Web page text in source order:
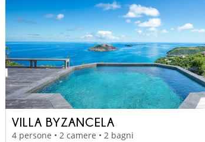
VILLA BYZANCELA
4 persone • 2 camere • 2 bagni